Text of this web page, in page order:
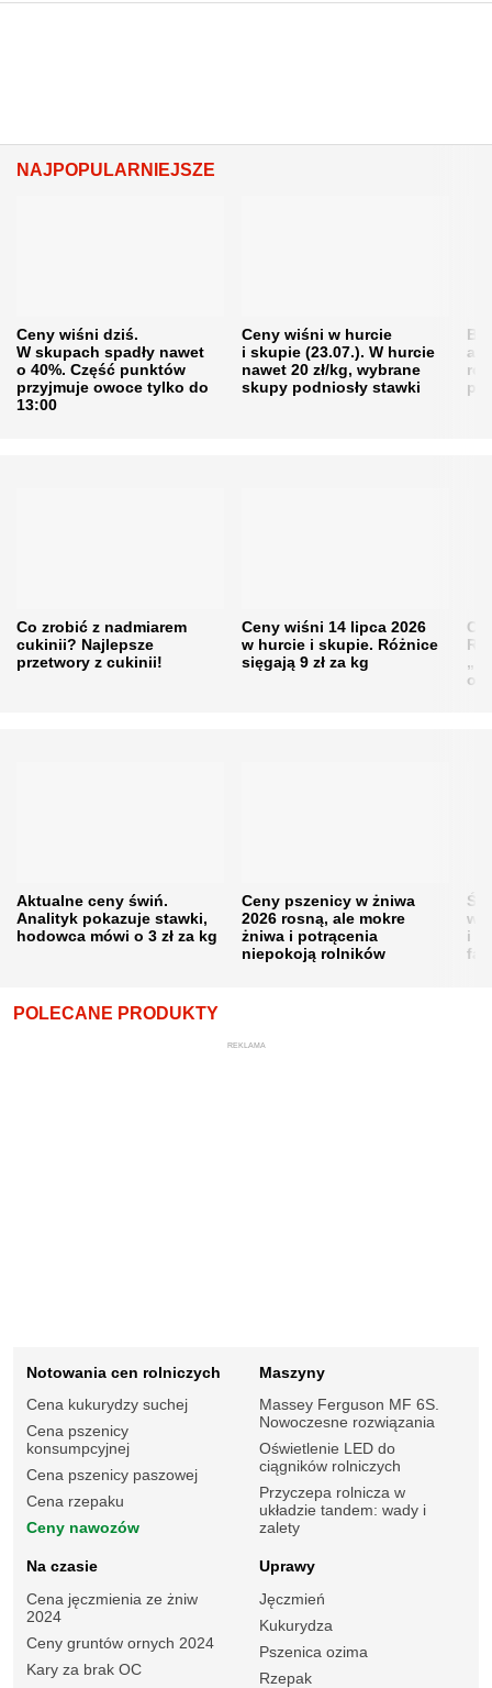
NAJPOPULARNIEJSZE
Ceny wiśni dziś.
W skupach spadły nawet
o 40%. Część punktów
przyjmuje owoce tylko do
13:00
Ceny wiśni w hurcie
i skupie (23.07.). W hurcie
nawet 20 zł/kg, wybrane
skupy podniosły stawki
Co zrobić z nadmiarem
cukinii? Najlepsze
przetwory z cukinii!
Ceny wiśni 14 lipca 2026
w hurcie i skupie. Różnice
sięgają 9 zł za kg
Aktualne ceny świń.
Analityk pokazuje stawki,
hodowca mówi o 3 zł za kg
Ceny pszenicy w żniwa
2026 rosną, ale mokre
żniwa i potrącenia
niepokoją rolników
i
POLECANE PRODUKTY
REKLAMA
Notowania cen rolniczych
Cena kukurydzy suchej
Cena pszenicy
konsumpcyjnej
Cena pszenicy paszowej
Cena rzepaku
Ceny nawozów
Maszyny
Massey Ferguson MF 6S.
Nowoczesne rozwiązania
Oświetlenie LED do
ciągników rolniczych
Przyczepa rolnicza w
układzie tandem: wady i
zalety
Na czasie
Cena jęczmienia ze żniw
2024
Ceny gruntów ornych 2024
Kary za brak OC
Uprawy
Jęczmień
Kukurydza
Pszenica ozima
Rzepak